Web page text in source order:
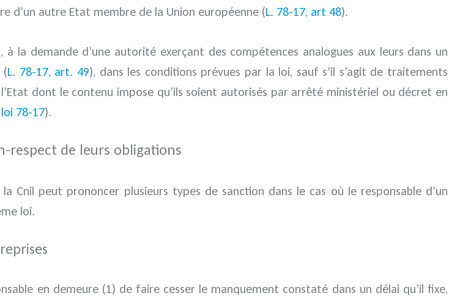
autre Etat membre de la Union européenne (L. 78-17, art 48).
la demande d’une autorité exerçant des compétences analogues aux leurs dans un
(L. 78-17, art. 49), dans les conditions prévues par la loi, sauf s’il s’agit de traitements
dont le contenu impose qu’ils soient autorisés par arrêté ministériel ou décret en
78-17).
respect de leurs obligations
Cnil peut prononcer plusieurs types de sanction dans le cas où le responsable d’un
loi.
en demeure (1) de faire cesser le manquement constaté dans un délai qu’il fixe,